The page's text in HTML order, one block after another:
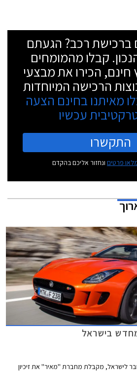
ברכישת רכב? הגעתם
קבלו מהמומחים
חינם, הכירו את מבצעי
הרכישה המיוחדות
מאיתנו בחינם הצעה
עכשיו
התקשרו
פרטים ונחזור אליכם בהקדם
בישראל
לישראל, מקבלת מחברת ''מאיר'' את זיכיון